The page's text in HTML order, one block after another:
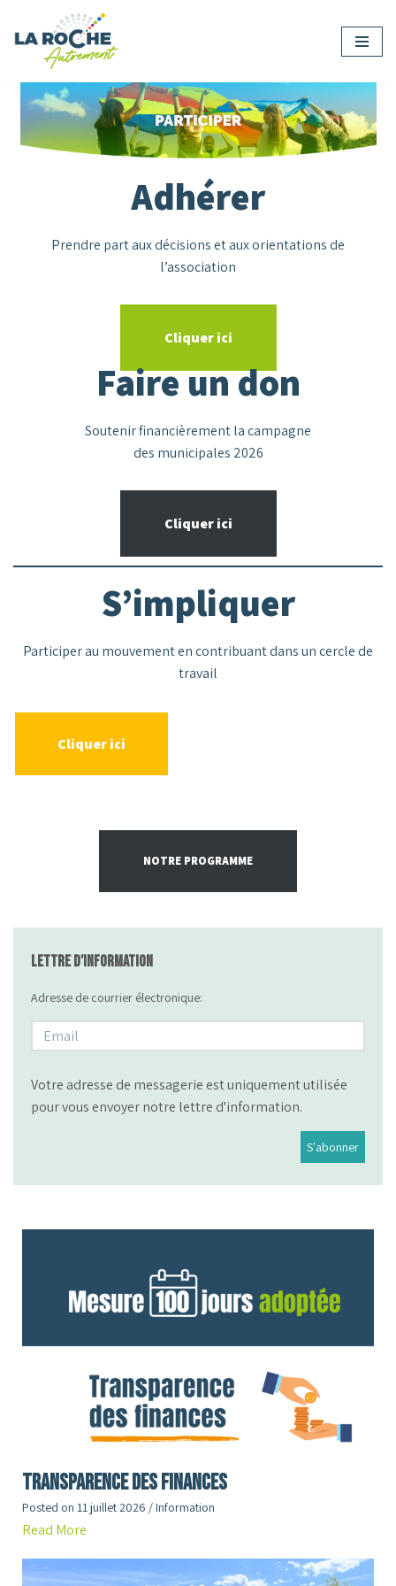
Aller
contenu
Adhérer
Prendre part aux décisions et aux orientations de
l’association
Cliquer ici
Faire un don
Soutenir financièrement la campagne
des municipales 2026
Cliquer ici
S’impliquer
Participer au mouvement en contribuant dans un cercle de
travail
Cliquer ici
NOTRE PROGRAMME
Lettre d'information
Adresse de courrier électronique:
Votre adresse de messagerie est uniquement utilisée
pour vous envoyer notre lettre d'information.
Transparence des finances
Posted on 11 juillet 2026 /Information
Read More